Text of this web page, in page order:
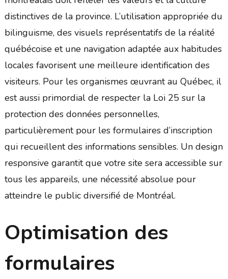
distinctives de la province. L’utilisation appropriée du
bilinguisme, des visuels représentatifs de la réalité
québécoise et une navigation adaptée aux habitudes
locales favorisent une meilleure identification des
visiteurs. Pour les organismes œuvrant au Québec, il
est aussi primordial de respecter la Loi 25 sur la
protection des données personnelles,
particulièrement pour les formulaires d’inscription
qui recueillent des informations sensibles. Un design
responsive garantit que votre site sera accessible sur
tous les appareils, une nécessité absolue pour
atteindre le public diversifié de Montréal.
Optimisation des
formulaires